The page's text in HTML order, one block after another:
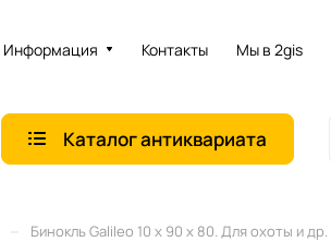
Информация Контакты Мы в 2gis
Каталог антиквариата
Бинокль Galileo 10 х 90 х 80. Для охоты и др.